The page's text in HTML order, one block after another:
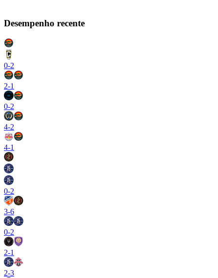
Desempenho recente
0-2
2-1
0-2
4-2
4-1
0-2
3-6
0-2
2-1
2-3